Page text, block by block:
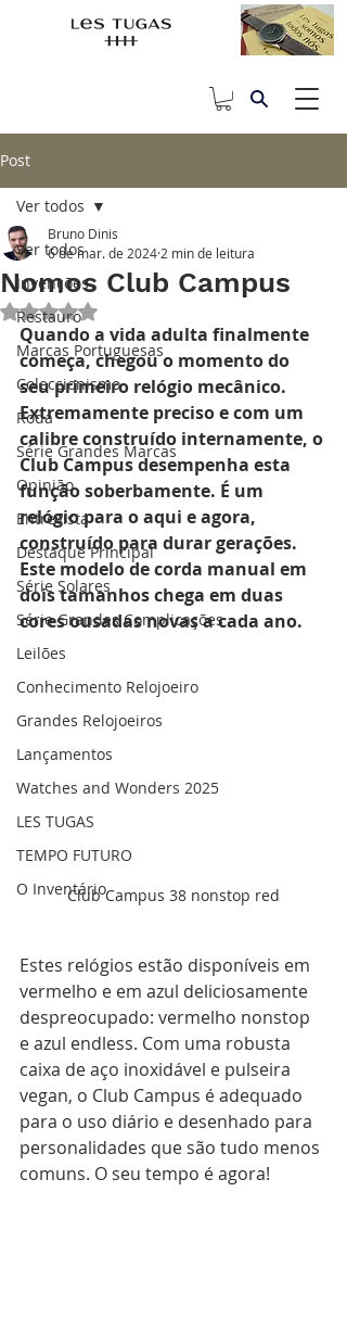
Post
Ver todos
Invenções
Restauro
Marcas Portuguesas
Coleccionismo
Roda
Série Grandes Marcas
Opinião
Entrevista
Destaque Principal
Série Solares
Série Grandes Complicações
Leilões
Conhecimento Relojoeiro
Grandes Relojoeiros
Lançamentos
Watches and Wonders 2025
LES TUGAS
TEMPO FUTURO
O Inventário
Ver todos
Nomos Club Campus
Bruno Dinis
6 de mar. de 2024 2 min de leitura
Avaliado com NaN de 5 estrelas.
Quando a vida adulta finalmente
começa, chegou o momento do
seu primeiro relógio mecânico.
Extremamente preciso e com um
calibre construído internamente, o
Club Campus desempenha esta
função soberbamente. É um
relógio para o aqui e agora,
construído para durar gerações.
Este modelo de corda manual em
dois tamanhos chega em duas
cores ousadas novas a cada ano.
Club Campus 38 nonstop red
Estes relógios estão disponíveis em
vermelho e em azul deliciosamente
despreocupado: vermelho nonstop
e azul endless. Com uma robusta
caixa de aço inoxidável e pulseira
vegan, o Club Campus é adequado
para o uso diário e desenhado para
personalidades que são tudo menos
comuns. O seu tempo é agora!